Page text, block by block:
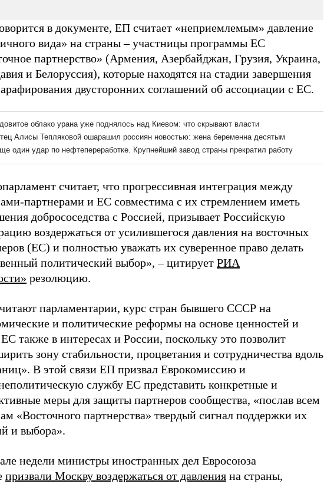
в документе, ЕП считает «неприемлемым» давление
вида» на страны – участницы программы ЕС
партнерство» (Армения, Азербайджан, Грузия, Украина,
и Белоруссия), которые находятся на стадии завершения
двусторонних соглашений об ассоциации с ЕС.
считает, что прогрессивная интеграция между
партнерами и ЕС совместима с их стремлением иметь
добрососедства с Россией, призывает Российскую
воздержаться от усилившегося давления на восточных
(ЕС) и полностью уважать их суверенное право делать
политический выбор», – цитирует РИА
резолюцию.
парламентарии, курс стран бывшего СССР на
и политические реформы на основе ценностей и
также в интересах и России, поскольку это позволит
зону стабильности, процветания и сотрудничества вдоль
В этой связи ЕП призвал Еврокомиссию и
службу ЕС представить конкретные и
меры для защиты партнеров сообщества, «послав всем
«Восточного партнерства» твердый сигнал поддержки их
и выбора».
недели министры иностранных дел Евросоюза
призвали Москву воздержаться от давления на страны,